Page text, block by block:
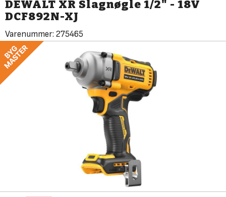
DEWALT XR Slagnøgle 1/2" - 18V
DCF892N-XJ
Varenummer: 275465